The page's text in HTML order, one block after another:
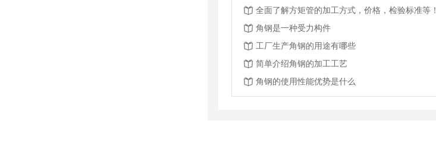
全面了解方矩管的加工方式，价格，检验标准等！
角钢是一种受力构件
工厂生产角钢的用途有哪些
简单介绍角钢的加工工艺
角钢的使用性能优势是什么